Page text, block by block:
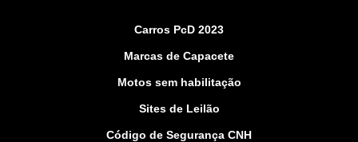
Carros PcD 2023
Marcas de Capacete
Motos sem habilitação
Sites de Leilão
Código de Segurança CNH